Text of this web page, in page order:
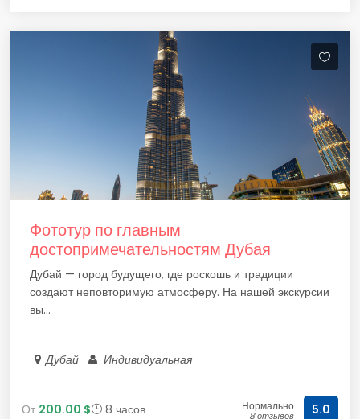
Фототур по главным
достопримечательностям Дубая
Дубай — город будущего, где роскошь и традиции
создают неповторимую атмосферу. На нашей экскурсии
вы...
Дубай Индивидуальная
От 200.00 $ 8 часов Нормально
8 отзывов 5.0